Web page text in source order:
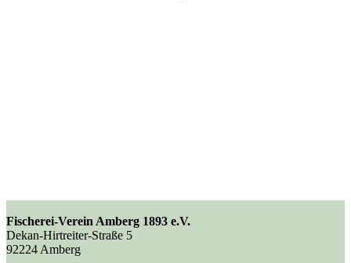
Fischerei-Verein Amberg 1893 e.V.
Dekan-Hirtreiter-Straße 5
92224 Amberg